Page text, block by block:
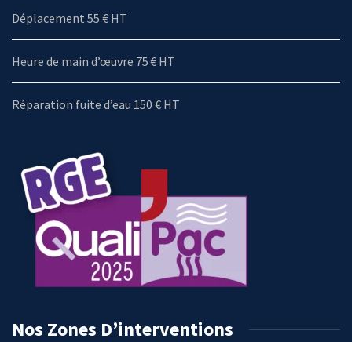
Déplacement 55 € HT
Heure de main d’œuvre 75 € HT
Réparation fuite d’eau 150 € HT
Nos Zones D’interventions